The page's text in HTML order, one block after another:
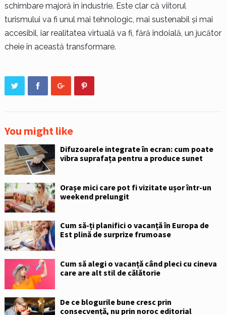
schimbare majoră în industrie. Este clar că viitorul
turismului va fi unul mai tehnologic, mai sustenabil și mai
accesibil, iar realitatea virtuală va fi, fără îndoială, un jucător
cheie în această transformare.
You might like
Difuzoarele integrate în ecran: cum poate
vibra suprafața pentru a produce sunet
Orașe mici care pot fi vizitate ușor într-un
weekend prelungit
Cum să-ți planifici o vacanță în Europa de
Est plină de surprize frumoase
Cum să alegi o vacanță când pleci cu cineva
care are alt stil de călătorie
De ce blogurile bune cresc prin
consecvență, nu prin noroc editorial